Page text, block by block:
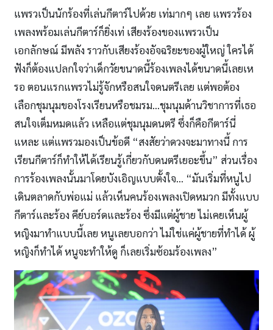
แพรวเป็นนักร้องที่เล่นกีตาร์ไปด้วย เท่มากๆ เลย แพรวร้อง
เพลงพร้อมเล่นกีตาร์ก็ยิ่งเท่ เสียงร้องของแพรวเป็น
เอกลักษณ์ มีพลัง ราวกับเสียงร้องอัจฉริยะของผู้ใหญ่ ใครได้
ฟังก็ต้องแปลกใจว่าเด็กวัยขนาดนี้ร้องเพลงได้ขนาดนี้เลยเห
รอ ตอนแรกแพรวไม่รู้จักหรือสนใจดนตรีเลย แต่พอต้อง
เลือกชุมนุมของโรงเรียนหรือชมรม…ชุมนุมด้านวิชาการที่เธอ
สนใจเต็มหมดแล้ว เหลือแต่ชุมนุมดนตรี ซึ่งก็คือกีตาร์นี่
แหละ แต่แพรวมองเป็นข้อดี “สงสัยว่าดวงจะมาทางนี้ การ
เรียนกีตาร์ก็ทำให้ได้เรียนรู้เกี่ยวกับดนตรีเยอะขึ้น” ส่วนเรื่อง
การร้องเพลงนั้นมาโดยบังเอิญแบบตั้งใจ… “มันเริ่มที่หนูไป
เดินตลาดกับพ่อแม่ แล้วเห็นคนร้องเพลงเปิดหมวก มีทั้งแบบ
กีตาร์และร้อง คีย์บอร์ดและร้อง ซึ่งมีแต่ผู้ชาย ไม่เคยเห็นผู้
หญิงมาทำแบบนี้เลย หนูเลยบอกว่า ไม่ใช่แค่ผู้ชายที่ทำได้ ผู้
หญิงก็ทำได้ หนูจะทำให้ดู ก็เลยเริ่มซ้อมร้องเพลง”